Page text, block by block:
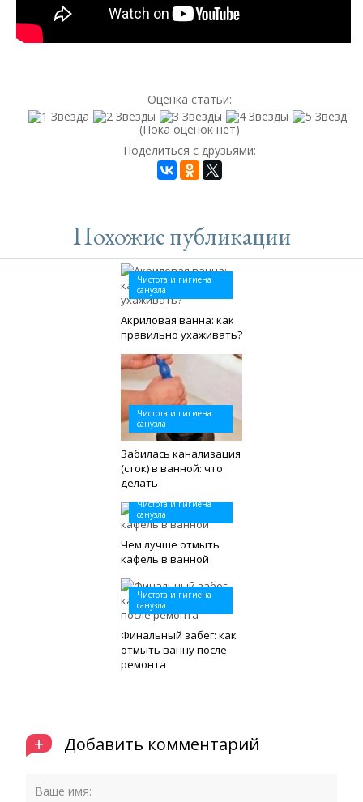
Оценка статьи:
(Пока оценок нет)
Поделиться с друзьями:
Похожие публикации
Чистота и гигиена
санузла
Акриловая ванна: как
правильно ухаживать?
Чистота и гигиена
санузла
Забилась канализация
(сток) в ванной: что
делать
Чистота и гигиена
санузла
Чем лучше отмыть
кафель в ванной
Чистота и гигиена
санузла
Финальный забег: как
отмыть ванну после
ремонта
+ Добавить комментарий